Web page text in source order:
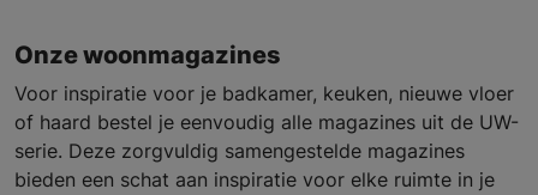
Onze woonmagazines
Voor inspiratie voor je badkamer, keuken, nieuwe vloer
of haard bestel je eenvoudig alle magazines uit de UW-
serie. Deze zorgvuldig samengestelde magazines
bieden een schat aan inspiratie voor elke ruimte in je